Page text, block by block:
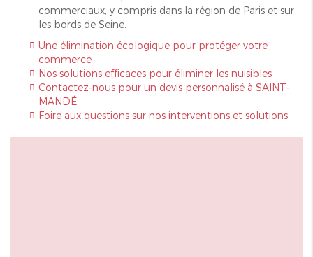
commerciaux, y compris dans la région de Paris et sur
les bords de Seine.
Une élimination écologique pour protéger votre
commerce
Nos solutions efficaces pour éliminer les nuisibles
Contactez-nous pour un devis personnalisé à SAINT-
MANDÉ
Foire aux questions sur nos interventions et solutions